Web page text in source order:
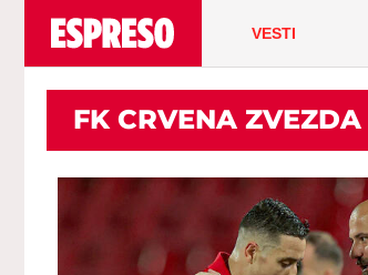
VESTI
FK CRVENA ZVEZDA